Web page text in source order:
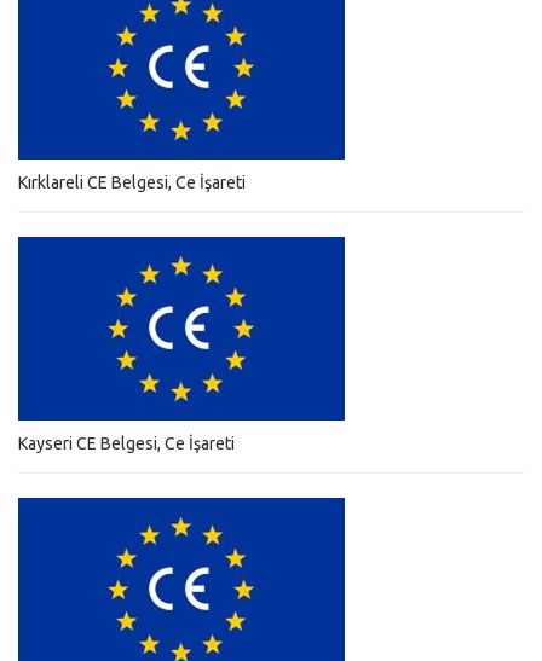
Kırklareli CE Belgesi, Ce İşareti
Kayseri CE Belgesi, Ce İşareti